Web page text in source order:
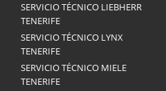
SERVICIO TÉCNICO LIEBHERR
TENERIFE
SERVICIO TÉCNICO LYNX
TENERIFE
SERVICIO TÉCNICO MIELE
TENERIFE